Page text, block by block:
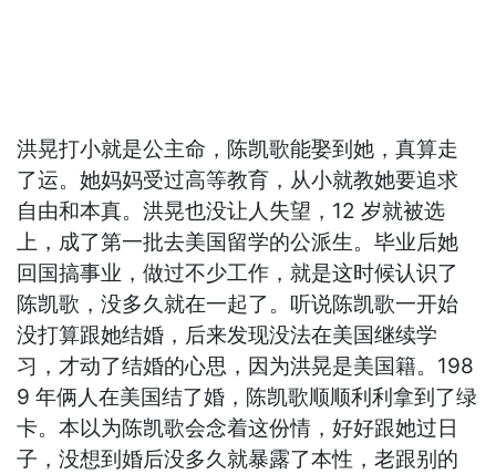
洪晃打小就是公主命，陈凯歌能娶到她，真算走
了运。她妈妈受过高等教育，从小就教她要追求
自由和本真。洪晃也没让人失望，12 岁就被选
上，成了第一批去美国留学的公派生。毕业后她
回国搞事业，做过不少工作，就是这时候认识了
陈凯歌，没多久就在一起了。听说陈凯歌一开始
没打算跟她结婚，后来发现没法在美国继续学
习，才动了结婚的心思，因为洪晃是美国籍。198
9 年俩人在美国结了婚，陈凯歌顺顺利利拿到了绿
卡。本以为陈凯歌会念着这份情，好好跟她过日
子，没想到婚后没多久就暴露了本性，老跟别的